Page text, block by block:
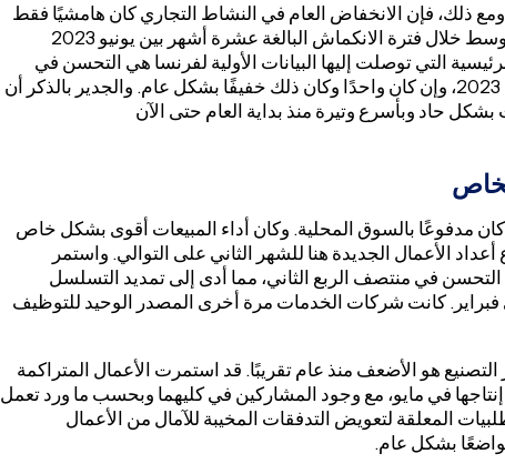
ما دون عتبة 50.0 الحرجة. ومع ذلك، فإن الانخفاض العام في النشاط التجاري كان هامشيًا فقط
أضعف بكثير من تلك التي شوهدت في المتوسط خلال فترة الانكماش البالغة عشرة أشهر بين يونيو 2023
التي توصلت إليها البيانات الأولية لفرنسا هي التحسن في
طلب القطاع الخاص – وهو الأول منذ أبريل 2023، وإن كان واحدًا وكان ذلك خفيفًا بشكل عام. والجدير بالذكر أن
حاد وبأسرع وتيرة منذ بداية العام حتى الآن
مدفوعًا بالسوق المحلية. وكان أداء المبيعات أقوى بشكل خاص
الأعمال الجديدة هنا للشهر الثاني على التوالي. واستمر
في منتصف الربع الثاني، مما أدى إلى تمديد التسلسل
كانت شركات الخدمات مرة أخرى المصدر الوحيد للتوظيف
هو الأضعف منذ عام تقريبًا. قد استمرت الأعمال المتراكمة
في مايو، مع وجود المشاركين في كليهما وبحسب ما ورد تعمل
المعلقة لتعويض التدفقات المخيبة للآمال من الأعمال
بشكل عام.